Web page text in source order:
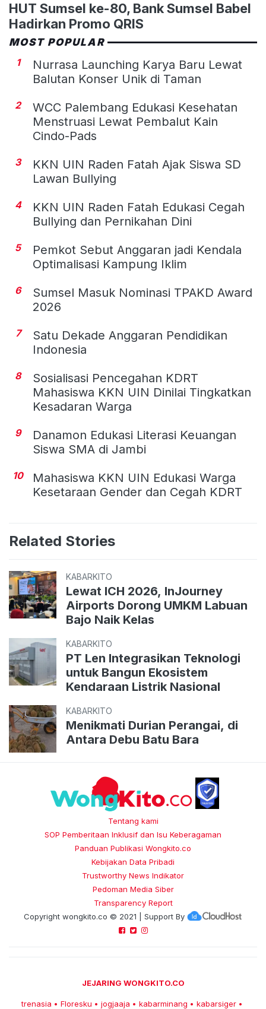
HUT Sumsel ke-80, Bank Sumsel Babel
Hadirkan Promo QRIS
MOST POPULAR
1
Nurrasa Launching Karya Baru Lewat
Balutan Konser Unik di Taman
2
WCC Palembang Edukasi Kesehatan
Menstruasi Lewat Pembalut Kain
Cindo-Pads
3
KKN UIN Raden Fatah Ajak Siswa SD
Lawan Bullying
4
KKN UIN Raden Fatah Edukasi Cegah
Bullying dan Pernikahan Dini
5
Pemkot Sebut Anggaran jadi Kendala
Optimalisasi Kampung Iklim
6
Sumsel Masuk Nominasi TPAKD Award
2026
7
Satu Dekade Anggaran Pendidikan
Indonesia
8
Sosialisasi Pencegahan KDRT
Mahasiswa KKN UIN Dinilai Tingkatkan
Kesadaran Warga
9
Danamon Edukasi Literasi Keuangan
Siswa SMA di Jambi
10
Mahasiswa KKN UIN Edukasi Warga
Kesetaraan Gender dan Cegah KDRT
Related Stories
KABARKITO
Lewat ICH 2026, InJourney
Airports Dorong UMKM Labuan
Bajo Naik Kelas
KABARKITO
PT Len Integrasikan Teknologi
untuk Bangun Ekosistem
Kendaraan Listrik Nasional
KABARKITO
Menikmati Durian Perangai, di
Antara Debu Batu Bara
Tentang kami
SOP Pemberitaan Inklusif dan Isu Keberagaman
Panduan Publikasi Wongkito.co
Kebijakan Data Pribadi
Trustworthy News Indikator
Pedoman Media Siber
Transparency Report
Copyright wongkito.co © 2021 | Support By
JEJARING WONGKITO.CO
trenasia • Floresku • jogjaaja • kabarminang • kabarsiger •